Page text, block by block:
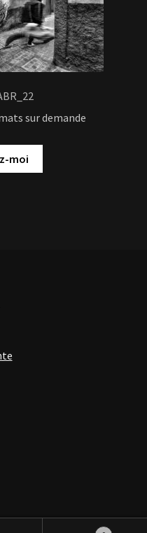
sur demande
moi